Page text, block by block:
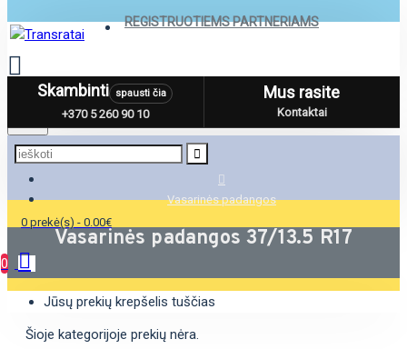
REGISTRUOTIEMS PARTNERIAMS
Menu
0 prekė(s) - 0.00€
0
Jūsų prekių krepšelis tuščias
Skambinti spausti čia
+370 5 260 90 10
Mus rasite
Kontaktai
Vasarinės padangos
Vasarinės padangos 37/13.5 R17
Šioje kategorijoje prekių nėra.